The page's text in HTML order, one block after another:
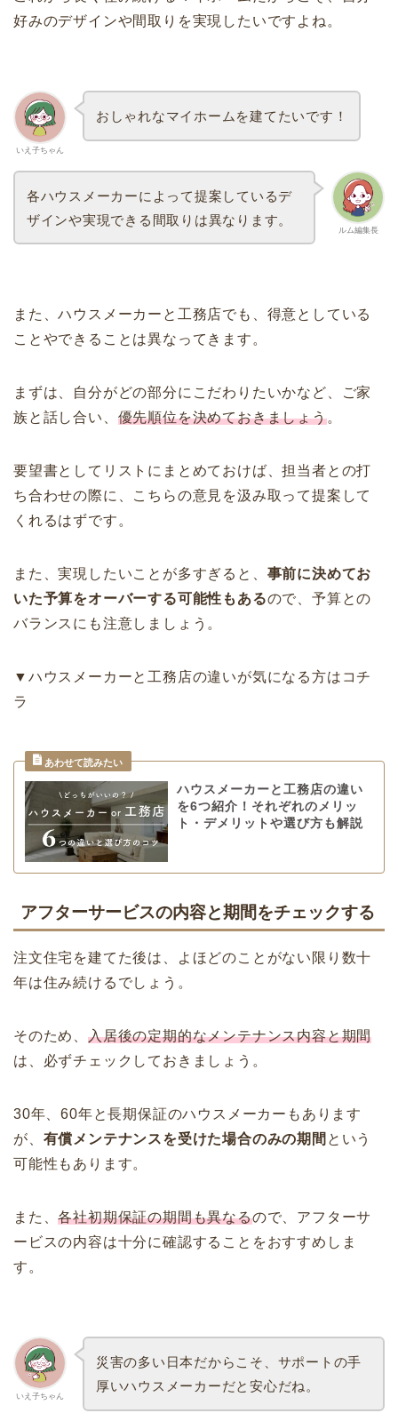
好みのデザインや間取りを実現したいですよね。
いえ子ちゃん
おしゃれなマイホームを建てたいです！
ルム編集長
各ハウスメーカーによって提案しているデ
ザインや実現できる間取りは異なります。
また、ハウスメーカーと工務店でも、得意としている
ことやできることは異なってきます。
まずは、自分がどの部分にこだわりたいかなど、ご家
族と話し合い、 優先順位を決めておきましょう。
要望書としてリストにまとめておけば、担当者との打
ち合わせの際に、こちらの意見を汲み取って提案して
くれるはずです。
また、実現したいことが多すぎると、 事前に決めてお
いた予算をオーバーする可能性もあるので、予算との
バランスにも注意しましょう。
▼ハウスメーカーと工務店の違いが気になる方はコチ
ラ
ハウスメーカーと工務店の違い
を6つ紹介！それぞれのメリッ
ト・デメリットや選び方も解説
アフターサービスの内容と期間をチェックする
注文住宅を建てた後は、よほどのことがない限り数十
年は住み続けるでしょう。
そのため、 入居後の定期的なメンテナンス内容と期間
は、必ずチェックしておきましょう。
30年、60年と長期保証のハウスメーカーもあります
が、 有償メンテナンスを受けた場合のみの期間 という
可能性もあります。
また、各社初期保証の期間も異なるので、アフターサ
ービスの内容は十分に確認することをおすすめしま
す。
いえ子ちゃん
災害の多い日本だからこそ、サポートの手
厚いハウスメーカーだと安心だね。